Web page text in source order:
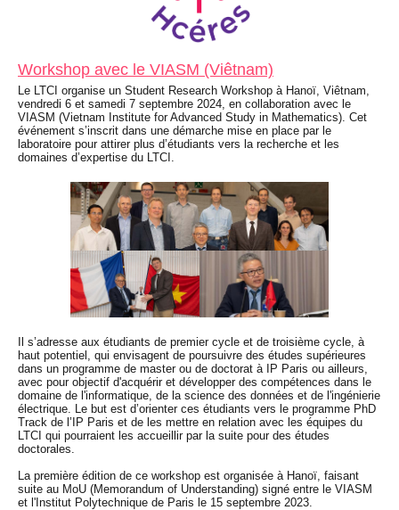
Workshop avec le VIASM (Viêtnam)
Le LTCI organise un Student Research Workshop à Hanoï, Viêtnam,
vendredi 6 et samedi 7 septembre 2024, en collaboration avec le
VIASM (Vietnam Institute for Advanced Study in Mathematics). Cet
événement s’inscrit dans une démarche mise en place par le
laboratoire pour attirer plus d’étudiants vers la recherche et les
domaines d’expertise du LTCI.
Il s’adresse aux étudiants de premier cycle et de troisième cycle, à
haut potentiel, qui envisagent de poursuivre des études supérieures
dans un programme de master ou de doctorat à IP Paris ou ailleurs,
avec pour objectif d'acquérir et développer des compétences dans le
domaine de l'informatique, de la science des données et de l'ingénierie
électrique. Le but est d’orienter ces étudiants vers le programme PhD
Track de l’IP Paris et de les mettre en relation avec les équipes du
LTCI qui pourraient les accueillir par la suite pour des études
doctorales.
La première édition de ce workshop est organisée à Hanoï, faisant
suite au MoU (Memorandum of Understanding) signé entre le VIASM
et l'Institut Polytechnique de Paris le 15 septembre 2023.